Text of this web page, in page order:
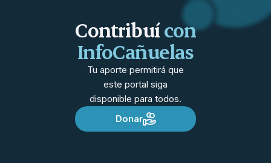
Contribuícon
InfoCañuelas
Tu aporte permitirá que
este portal siga
disponible para todos.
Donar